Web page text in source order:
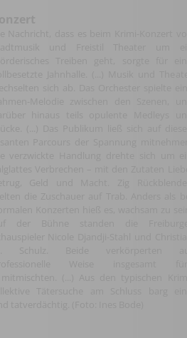
(...) Aus den typischen Krimi-
Tätersuche am Schluss barg eine
tatverdächtig. (Foto: Ines Bode)